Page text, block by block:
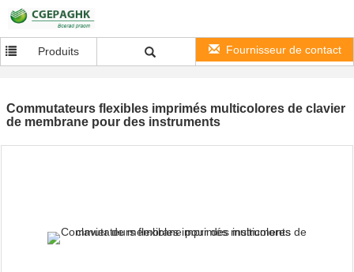
Produits Fournisseur de contact
Commutateurs flexibles imprimés multicolores de clavier
de membrane pour des instruments